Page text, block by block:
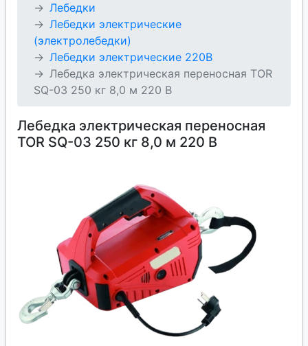
Лебедки
Лебедки электрические
(электролебедки)
Лебедки электрические 220В
Лебедка электрическая переносная TOR
SQ-03 250 кг 8,0 м 220 В
Лебедка электрическая переносная
TOR SQ-03 250 кг 8,0 м 220 В